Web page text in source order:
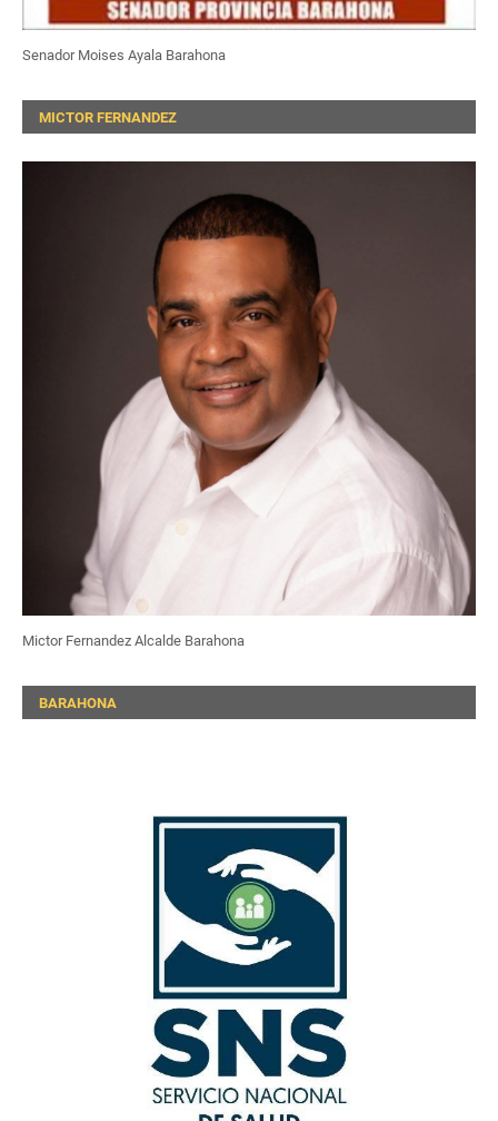
Senador Moises Ayala Barahona
MICTOR FERNANDEZ
Mictor Fernandez Alcalde Barahona
BARAHONA